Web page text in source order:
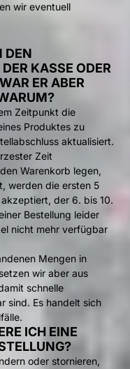
wir eventuell
DEN
KASSE ODER
ER ABER
Zeitpunkt die
Produktes zu
aktualisiert.
Zeit
Warenkorb legen,
werden die ersten 5
der 6. bis 10.
Bestellung leider
nicht mehr verfügbar
Mengen in
wir aber aus
schnelle
sind. Es handelt sich
ICH EINE
oder stornieren,